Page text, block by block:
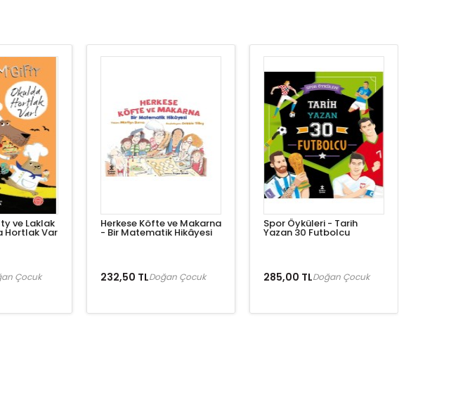
ve Laklak
Hortlak Var
Çocuk
Herkese Köfte ve Makarna
- Bir Matematik Hikâyesi
232,50 TLDoğan Çocuk
Spor Öyküleri - Tarih
Yazan 30 Futbolcu
285,00 TLDoğan Çocuk